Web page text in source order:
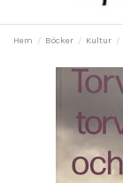
Hem Böcker Kultur